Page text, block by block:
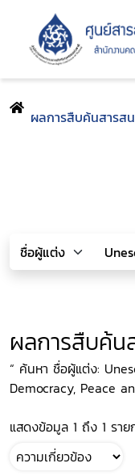
ผลการสืบค้นสารส
ผลการสืบค้น
“ ค้นหา ชื่อผู้แต่ง:
Democracy, Peace
แสดงข้อมูล 1 ถึง 1 รา